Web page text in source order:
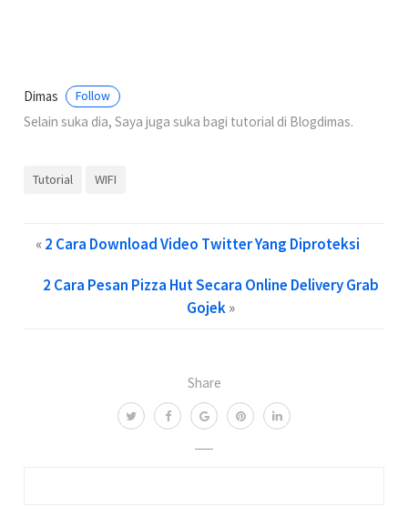
Share
Dimas Follow
Selain suka dia, Saya juga suka bagi tutorial di Blogdimas.
Tutorial WIFI
«2 Cara Download Video Twitter Yang Diproteksi
2 Cara Pesan Pizza Hut Secara Online Delivery Grab
Gojek»